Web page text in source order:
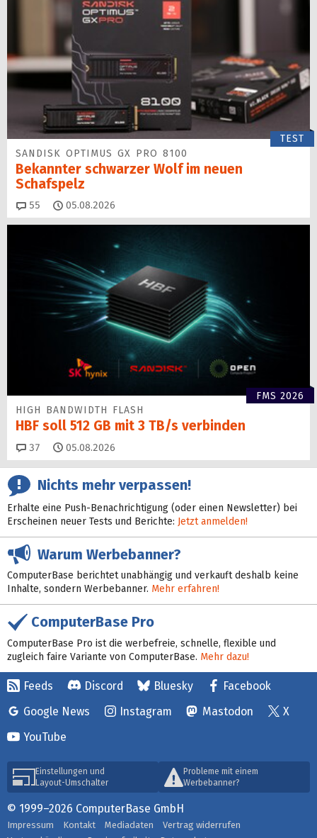
TEST
SANDISK OPTIMUS GX PRO 8100
Bekannter schwarzer Wolf im neuen
Schafspelz
55 Kommentare
05.08.2026
FMS 2026
HIGH BANDWIDTH FLASH
HBF soll 512 GB mit 3 TB/s verbinden
37 Kommentare
05.08.2026
Nichts mehr verpassen!
Erhalte eine Push-Benachrichtigung (oder einen Newsletter) bei
Erscheinen neuer Tests und Berichte: Jetzt anmelden!
Warum Werbebanner?
ComputerBase berichtet unabhängig und verkauft deshalb keine
Inhalte, sondern Werbebanner. Mehr erfahren!
ComputerBase Pro
ComputerBase Pro ist die werbefreie, schnelle, flexible und
zugleich faire Variante von ComputerBase. Mehr dazu!
Feeds Discord Bluesky
Facebook
Google News
Instagram Mastodon
X
YouTube
Einstellungen und
Layout-Umschalter
Probleme mit einem
Werbebanner?
© 1999–2026 ComputerBase GmbH
Impressum Kontakt Mediadaten
Vertrag widerrufen